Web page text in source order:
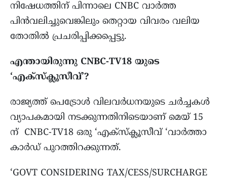
നിഷേധത്തിന് പിന്നാലെ CNBC വാർത്ത
പിൻവലിച്ചുവെങ്കിലും തെറ്റായ വിവരം വലിയ
തോതിൽ പ്രചരിപ്പിക്കപ്പെട്ടു.
എന്തായിരുന്നു CNBC-TV18 യുടെ
‘എക്സ്ക്ലൂസീവ്’?
രാജ്യത്ത് പെട്രോൾ വിലവർധനയുടെ ചർച്ചകൾ
വ്യാപകമായി നടക്കുന്നതിനിടെയാണ് മെയ് 15
ന് CNBC-TV18 ഒരു ‘എക്സ്ക്ലൂസീവ് ‘വാർത്താ
കാർഡ് പുറത്തിറക്കുന്നത്.
‘GOVT CONSIDERING TAX/CESS/SURCHARGE